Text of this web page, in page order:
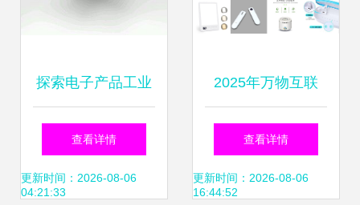
探索电子产品工业
美学 ZCOOL平台
优秀产品设计案例
查看详情
更新时间：2026-08-06
04:21:33
2025年万物互联
从电子学生证到工
业无人机，智能系
查看详情
更新时间：2026-08-06
16:44:52